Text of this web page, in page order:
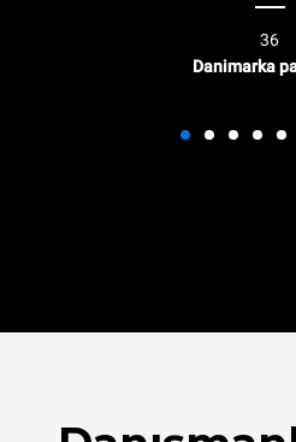
36
Danimarka